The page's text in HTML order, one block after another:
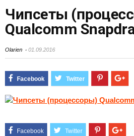
Чипсеты
Qualcomm
Olarien 01.09.2016